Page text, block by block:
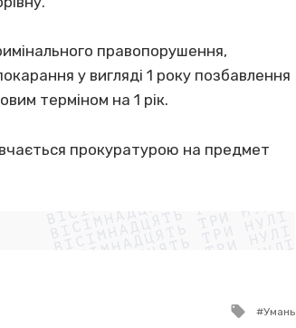
правопорушення,
у вигляді 1 року позбавлення
терміном на 1 рік.
прокуратурою на предмет
ВІСІМНАДЦЯТЬ ТРИ НУЛІ
ВІСІМНАДЦЯТЬ ТРИ НУЛІ
ВІСІМНАДЦЯТЬ ТРИ НУЛІ
ВІСІМНАДЦЯТЬ ТРИ НУЛІ
ВІСІМНАДЦЯТЬ ТРИ НУЛІ
ВІСІМНАДЦЯТЬ ТРИ НУЛІ
ВІСІМНАДЦЯТЬ ТРИ НУЛІ
ВІСІМНАДЦЯТЬ ТРИ НУЛІ
Tagged
Умань